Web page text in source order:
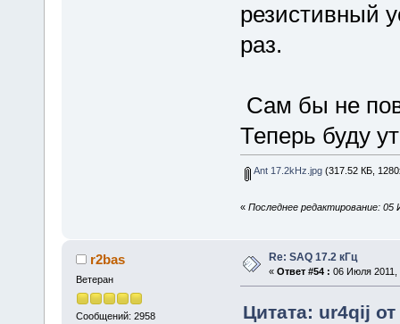
резистивный
раз.
Сам бы не
Теперь буду
Ant 17.2kHz.jpg(317.52 КБ,
« Последнее редактирование: 05
r2bas
Ветеран
Сообщений: 2958
Re: SAQ 17.2 кГц
« Ответ #54 : 06 Июля 2011,
Цитата: ur4qij